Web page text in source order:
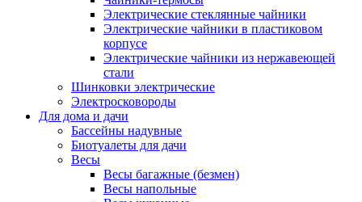
Электрические стеклянные чайники
Электрические чайники в пластиковом
корпусе
Электрические чайники из нержавеющей
стали
Шинковки электрические
Электросковороды
Для дома и дачи
Бассейны надувные
Биотуалеты для дачи
Весы
Весы багажные (безмен)
Весы напольные